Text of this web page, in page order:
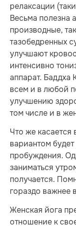
релаксации
Весьма полезна
производные,
тазобедренных
улучшают
интенсивно
аппарат. Баддха
всем и в любой
улучшению
том числе и в
Что же касается
вариантом
пробуждения.
заниматься
получается.
гораздо важнее
Женская йога
отношение к